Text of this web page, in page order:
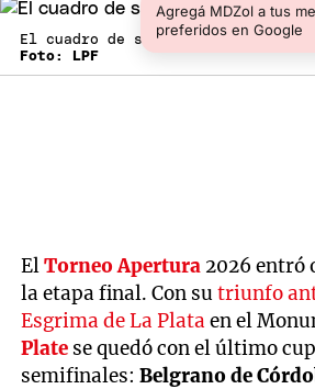
Agregá MDZol a tus
preferidos en Google
El cuadro de semifinales del
Foto: LPF
ElTorneo Apertura 2026 entró
la etapa final. Con sutriunfo
Esgrima de La Plata en el
Plate se quedó con el último
semifinales:Belgrano de